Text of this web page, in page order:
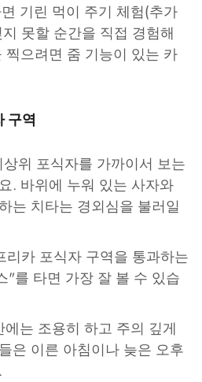
기린 먹이 주기 체험(추가
못할 순간을 직접 경험해
찍으려면 줌 기능이 있는 카
구역
상위 포식자를 가까이서 보는
. 바위에 누워 있는 사자와
는 치타는 경외심을 불러일
리카 포식자 구역을 통과하는
"를 타면 가장 잘 볼 수 있습
는 조용히 하고 주의 깊게
은 이른 아침이나 늦은 오후